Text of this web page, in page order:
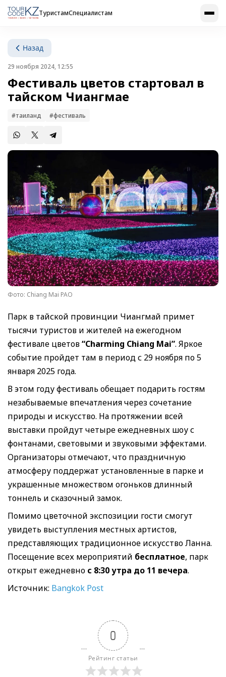
ТуристамСпециалистам
Назад
29 ноября 2024, 12:55
Фестиваль цветов стартовал в
тайском Чиангмае
#таиланд #фестиваль
Фото: Chiang Mai PAO
Парк в тайской провинции Чиангмай примет
тысячи туристов и жителей на ежегодном
фестивале цветов“Charming Chiang Mai”. Яркое
событие пройдет там в период с 29 ноября по 5
января 2025 года.
В этом году фестиваль обещает подарить гостям
незабываемые впечатления через сочетание
природы и искусство. На протяжении всей
выставки пройдут четыре ежедневных шоу с
фонтанами, световыми и звуковыми эффектами.
Организаторы отмечают, что праздничную
атмосферу поддержат установленные в парке и
украшенные множеством огоньков длинный
тоннель и сказочный замок.
Помимо цветочной экспозиции гости смогут
увидеть выступления местных артистов,
представляющих традиционное искусство Ланна.
Посещение всех мероприятий бесплатное, парк
открыт ежедневно с 8:30 утра до 11 вечера.
Источник: Bangkok Post
0
Рейтинг статьи